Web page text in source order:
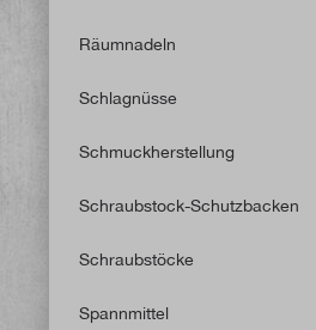
Räumnadeln
Schlagnüsse
Schmuckherstellung
Schraubstock-Schutzbacken
Schraubstöcke
Spannmittel